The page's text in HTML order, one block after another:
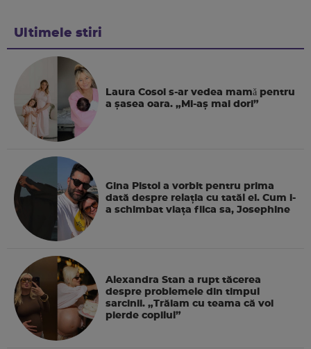
Ultimele stiri
Laura Cosoi s-ar vedea mamǎ pentru
a şasea oara. „Mi-aș mai dori”
Gina Pistol a vorbit pentru prima
dată despre relația cu tatăl ei. Cum i-
a schimbat viața fiica sa, Josephine
Alexandra Stan a rupt tăcerea
despre problemele din timpul
sarcinii. „Trăiam cu teama că voi
pierde copilul”